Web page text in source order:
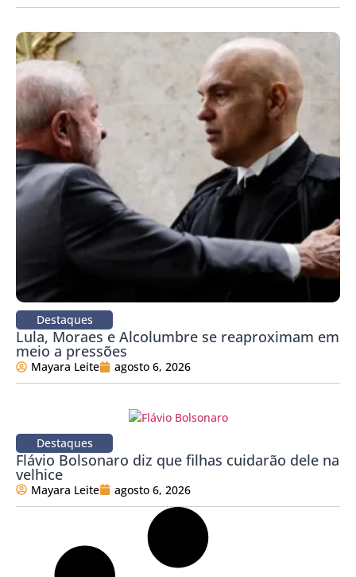
Destaques
Lula, Moraes e Alcolumbre se reaproximam em
meio a pressões
Mayara Leite agosto 6, 2026
Destaques
Flávio Bolsonaro diz que filhas cuidarão dele na
velhice
Mayara Leite agosto 6, 2026